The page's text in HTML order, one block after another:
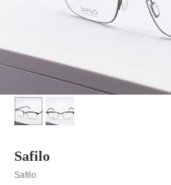
Safilo
Safilo